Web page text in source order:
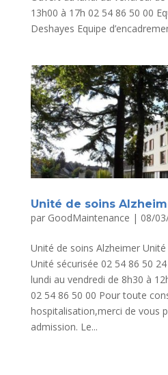
13h00 à 17h 02 54 86 50 00
Deshayes Equipe
Unité de soins
par GoodMaintenance | 08/
Unité de soins Alzheimer
Unité sécurisée 02 54 86 50
lundi au vendredi de 8h30 à
02 54 86 50 00 Pour toute
hospitalisation,merci de vous
admission. Le...